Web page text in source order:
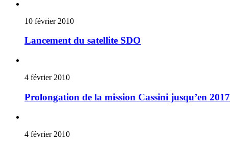
10 février 2010
Lancement du satellite SDO
4 février 2010
Prolongation de la mission Cassini jusqu’en 2017
4 février 2010